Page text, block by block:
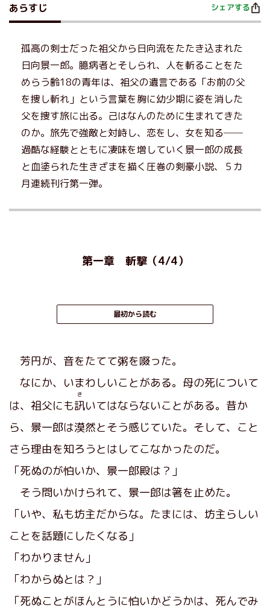
あらすじ シェアする
孤高の剣士だった祖父から日向流をたたき込まれた
日向景一郎。臆病者とそしられ、人を斬ることをた
めらう齢18の青年は、祖父の遺言である「お前の父
を捜し斬れ」という言葉を胸に幼少期に姿を消した
父を捜す旅に出る。己はなんのために生まれてきた
のか。旅先で強敵と対峙し、恋をし、女を知る──
過酷な経験とともに凄味を増していく景一郎の成長
と血塗られた生きざまを描く圧巻の剣豪小説、５カ
月連続刊行第一弾。
第一章 斬撃（4/4）
最初から読む
芳円が、音をたてて粥を啜った。
なにか、いまわしいことがある。母の死について
は、祖父にも訊
き
いてはならないことがある。昔か
ら、景一郎は漠然とそう感じていた。そして、こと
さら理由を知ろうとはしてこなかったのだ。
「死ぬのが怕いか、景一郎殿は？」
そう問いかけられて、景一郎は箸を止めた。
「いや、私も坊主だからな。たまには、坊主らしい
ことを話題にしたくなる」
「わかりません」
「わからぬとは？」
「死ぬことがほんとうに怕いかどうかは、死んでみ